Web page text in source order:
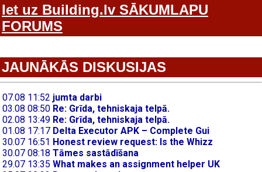
Iet uz Building.lv SĀKUMLAPU
FORUMS
JAUNĀKĀS DISKUSIJAS